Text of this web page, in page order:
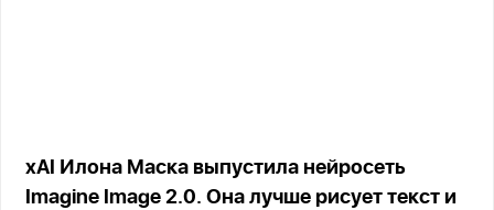
xAI Илона Маска выпустила нейросеть
Imagine Image 2.0. Она лучше рисует текст и